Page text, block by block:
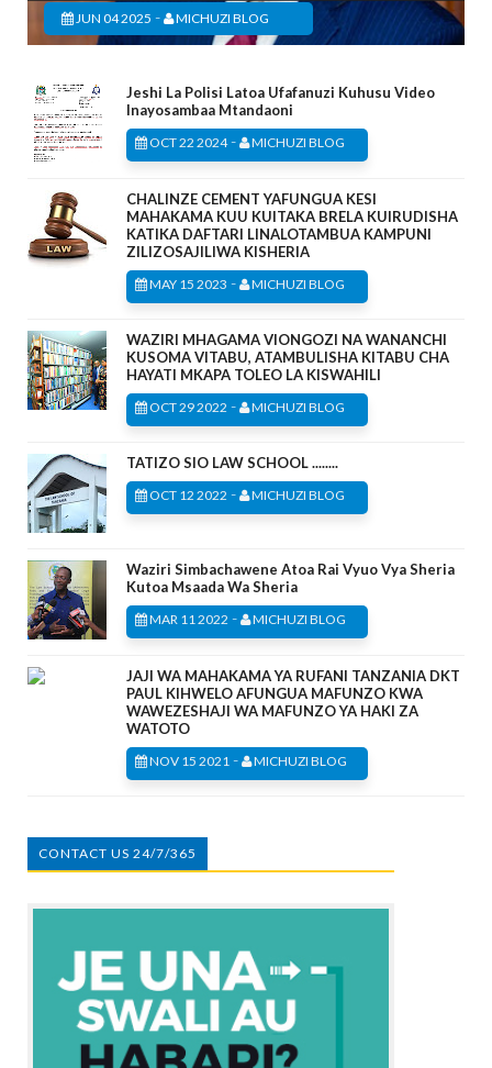
JUN 04 2025 - MICHUZI BLOG
Jeshi La Polisi Latoa Ufafanuzi Kuhusu Video
Inayosambaa Mtandaoni
OCT 22 2024- MICHUZI BLOG
CHALINZE CEMENT YAFUNGUA KESI
MAHAKAMA KUU KUITAKA BRELA KUIRUDISHA
KATIKA DAFTARI LINALOTAMBUA KAMPUNI
ZILIZOSAJILIWA KISHERIA
MAY 15 2023 - MICHUZI BLOG
WAZIRI MHAGAMA VIONGOZI NA WANANCHI
KUSOMA VITABU, ATAMBULISHA KITABU CHA
HAYATI MKAPA TOLEO LA KISWAHILI
OCT 29 2022 - MICHUZI BLOG
TATIZO SIO LAW SCHOOL ........
OCT 12 2022 - MICHUZI BLOG
Waziri Simbachawene Atoa Rai Vyuo Vya Sheria
Kutoa Msaada Wa Sheria
MAR 11 2022 - MICHUZI BLOG
JAJI WA MAHAKAMA YA RUFANI TANZANIA DKT
PAUL KIHWELO AFUNGUA MAFUNZO KWA
WAWEZESHAJI WA MAFUNZO YA HAKI ZA
WATOTO
NOV 15 2021 - MICHUZI BLOG
CONTACT US 24/7/365